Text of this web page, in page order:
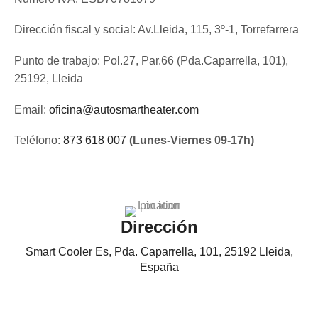
Dirección fiscal y social: Av.Lleida, 115, 3º-1, Torrefarrera
Punto de trabajo: Pol.27, Par.66 (Pda.Caparrella, 101),
25192, Lleida
Email: oficina@autosmartheater.com
Teléfono: 873 618 007 (Lunes-Viernes 09-17h)
Dirección
Smart Cooler Es, Pda. Caparrella, 101, 25192 Lleida,
España